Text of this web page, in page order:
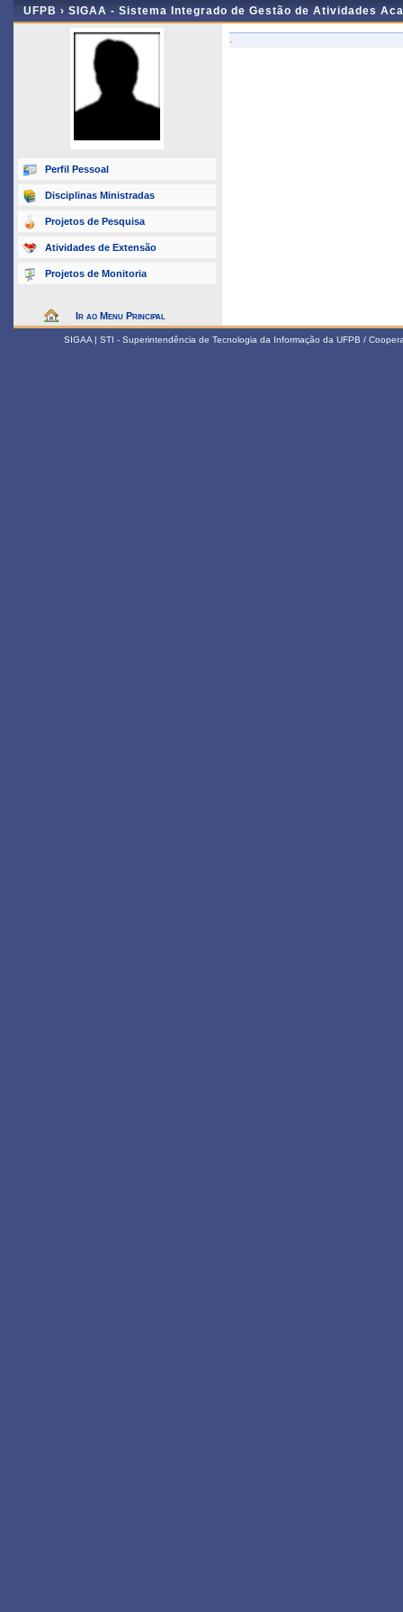
UFPB › SIGAA - Sistema Integrado de Gestão de Atividades
Perfil Pessoal
Disciplinas Ministradas
Projetos de Pesquisa
Atividades de Extensão
Projetos de Monitoria
Ir ao Menu Principal
-
SIGAA | STI - Superintendência de Tecnologia da Informação da UFPB /